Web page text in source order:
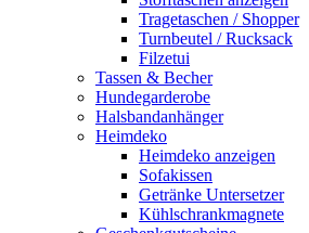
Tragetaschen / Shopper
Turnbeutel / Rucksack
Filzetui
Tassen & Becher
Hundegarderobe
Halsbandanhänger
Heimdeko
Heimdeko anzeigen
Sofakissen
Getränke Untersetzer
Kühlschrankmagnete